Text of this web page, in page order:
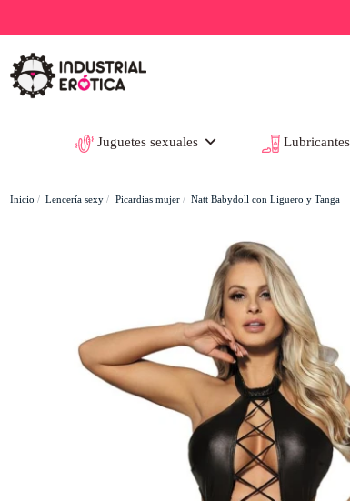
Juguetes sexuales
Inicio Lencería sexy Picardias mujer Natt Babydoll con Liguero y Tanga